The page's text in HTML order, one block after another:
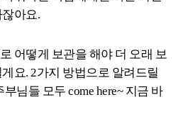
아요.
어떻게 보관을 해야 더 오래 보
요. 2가지 방법으로 알려드릴
님들 모두 come here~ 지금 바